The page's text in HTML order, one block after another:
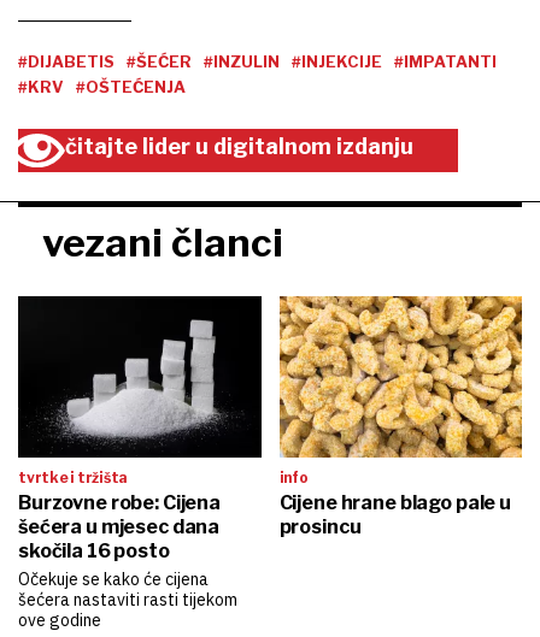
#DIJABETIS #ŠEĆER #INZULIN #INJEKCIJE
#IMPATANTI
#KRV
#OŠTEĆENJA
čitajte lider u digitalnom izdanju
vezani članci
tvrtke i tržišta
Burzovne robe: Cijena
šećera u mjesec dana
skočila 16 posto
Očekuje se kako će cijena
šećera nastaviti rasti tijekom
ove godine
info
Cijene hrane blago pale u
prosincu